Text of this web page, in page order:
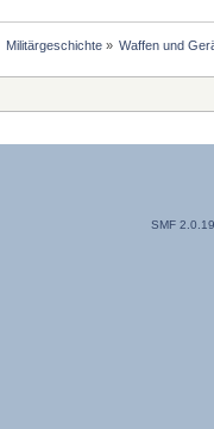
Militärgeschichte» Waffen und
SMF 2.0.19